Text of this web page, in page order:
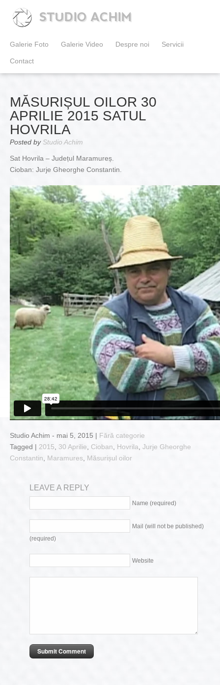
STUDIO ACHIM
Galerie Foto Galerie Video Despre noi Servicii
Contact
MĂSURIȘUL OILOR 30
APRILIE 2015 SATUL
HOVRILA
Posted by Studio Achim
Sat Hovrila – Județul Maramureș.
Cioban: Jurje Gheorghe Constantin.
Studio Achim - mai 5, 2015 | Fără categorie
Tagged | 2015 30 Aprilie Cioban Hovrila Jurje Gheorghe
Constantin
Maramures Măsurișul oilor
LEAVE A REPLY
Name (required)
Mail (will not be published)
(required)
Website